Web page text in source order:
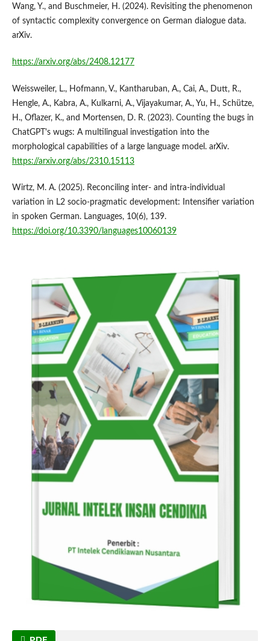
Wang, Y., and Buschmeier, H. (2024). Revisiting the phenomenon
of syntactic complexity convergence on German dialogue data.
arXiv.
https://arxiv.org/abs/2408.12177
Weissweiler, L., Hofmann, V., Kantharuban, A., Cai, A., Dutt, R.,
Hengle, A., Kabra, A., Kulkarni, A., Vijayakumar, A., Yu, H., Schütze,
H., Oflazer, K., and Mortensen, D. R. (2023). Counting the bugs in
ChatGPT's wugs: A multilingual investigation into the
morphological capabilities of a large language model. arXiv.
https://arxiv.org/abs/2310.15113
Wirtz, M. A. (2025). Reconciling inter- and intra-individual
variation in L2 socio-pragmatic development: Intensifier variation
in spoken German. Languages, 10(6), 139.
https://doi.org/10.3390/languages10060139
PDF